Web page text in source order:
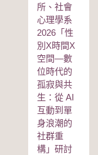
所、社會
心理學系
2026「性
別Χ時間Χ
空間—數
位時代的
孤寂與共
生：從 AI
互動到單
身浪潮的
社群重
構」研討